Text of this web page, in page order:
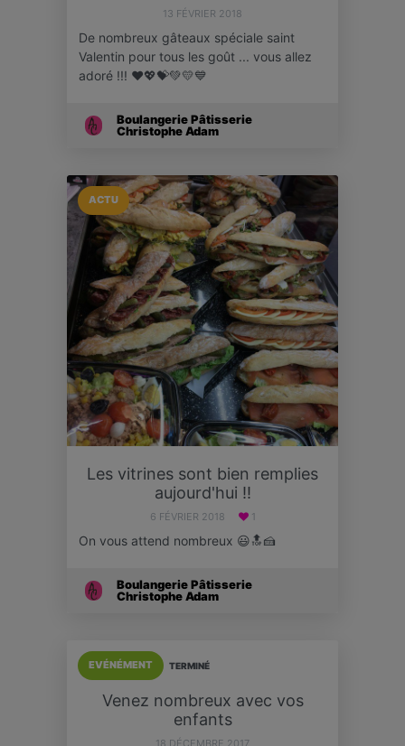
13 FÉVRIER 2018
De nombreux gâteaux spéciale saint
Valentin pour tous les goût ... vous allez
adoré !!! ❤💖💝💚💛💙
Boulangerie Pâtisserie
Christophe Adam
ACTU
Les vitrines sont bien remplies
aujourd'hui !!
6 FÉVRIER 2018 1
On vous attend nombreux 😃🔝🍰
Boulangerie Pâtisserie
Christophe Adam
TERMINÉ
EVÉNÉMENT
Venez nombreux avec vos
enfants
18 DÉCEMBRE 2017